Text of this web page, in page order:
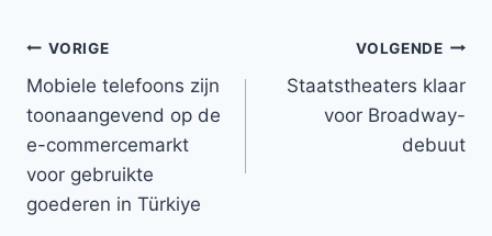
Bericht
navigatie
VORIGE
Mobiele telefoons zijn
toonaangevend op de
e-commercemarkt
voor gebruikte
goederen in Türkiye
VOLGENDE
Staatstheaters klaar
voor Broadway-
debuut